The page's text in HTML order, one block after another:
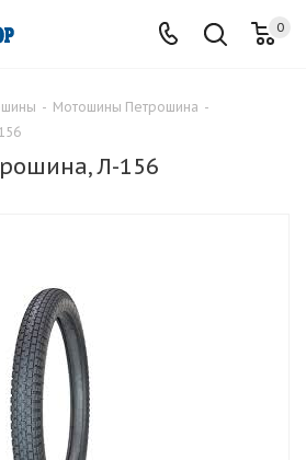
0
- Мотошины Петрошина -
Л-156